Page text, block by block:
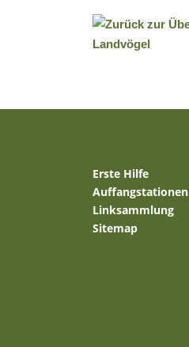
Erste Hilfe
Auffangstationen
Linksammlung
Sitemap